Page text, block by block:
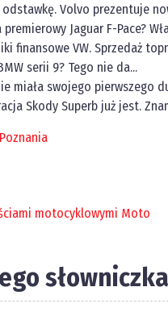
Volvo prezentuje
premierowy Jaguar F-Pace?
finansowe VW. Sprzedaż
serii 9? Tego nie da...
miała swojego pierwszego
Skody Superb już jest.
słowniczka